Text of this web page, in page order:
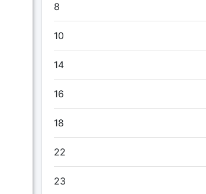
8
10
14
16
18
22
23